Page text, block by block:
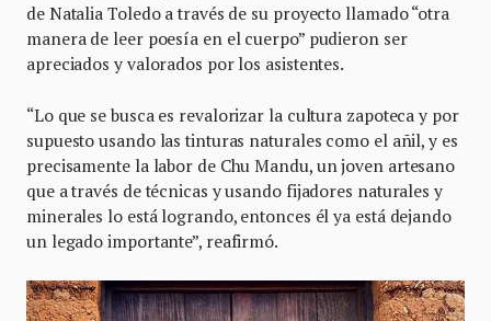
de Natalia Toledo a través de su proyecto llamado “otra
manera de leer poesía en el cuerpo” pudieron ser
apreciados y valorados por los asistentes.
“Lo que se busca es revalorizar la cultura zapoteca y por
supuesto usando las tinturas naturales como el añil, y es
precisamente la labor de Chu Mandu, un joven artesano
que a través de técnicas y usando fijadores naturales y
minerales lo está logrando, entonces él ya está dejando
un legado importante”, reafirmó.